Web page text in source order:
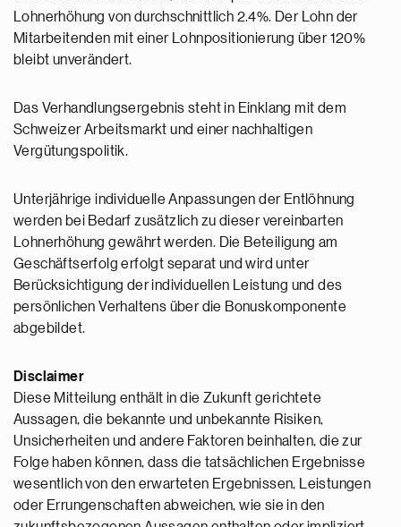
Lohnerhöhung von durchschnittlich 2.4%. Der Lohn der
Mitarbeitenden mit einer Lohnpositionierung über 120%
bleibt unverändert.
Das Verhandlungsergebnis steht in Einklang mit dem
Schweizer Arbeitsmarkt und einer nachhaltigen
Vergütungspolitik.
Unterjährige individuelle Anpassungen der Entlöhnung
werden bei Bedarf zusätzlich zu dieser vereinbarten
Lohnerhöhung gewährt werden. Die Beteiligung am
Geschäftserfolg erfolgt separat und wird unter
Berücksichtigung der individuellen Leistung und des
persönlichen Verhaltens über die Bonuskomponente
abgebildet.
Disclaimer
Diese Mitteilung enthält in die Zukunft gerichtete
Aussagen, die bekannte und unbekannte Risiken,
Unsicherheiten und andere Faktoren beinhalten, die zur
Folge haben können, dass die tatsächlichen Ergebnisse
wesentlich von den erwarteten Ergebnissen, Leistungen
oder Errungenschaften abweichen, wie sie in den